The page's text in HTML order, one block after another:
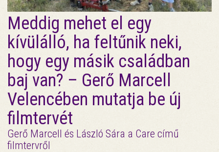
Meddig mehet el egy
kívülálló, ha feltűnik neki,
hogy egy másik családban
baj van? – Gerő Marcell
Velencében mutatja be új
filmtervét
Gerő Marcell és László Sára a Care című
filmtervről